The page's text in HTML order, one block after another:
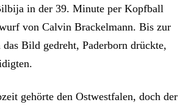
in der 39. Minute per Kopfball
von Calvin Brackelmann. Bis zur
das Bild gedreht, Paderborn drückte,
gehörte den Ostwestfalen, doch der